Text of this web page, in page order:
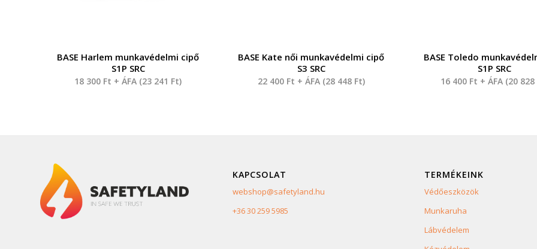
BASE Harlem munkavédelmi cipő
S1P SRC
18 300 Ft + ÁFA (23 241 Ft)
BASE Kate női munkavédelmi cipő
S3 SRC
22 400 Ft + ÁFA (28 448 Ft)
BASE Toledo
S1P SRC
16 400 Ft + ÁFA (20 828
KAPCSOLAT
webshop@safetyland.hu
+36 30 259 5985
TERMÉKEINK
Védőeszközök
Munkaruha
Lábvédelem